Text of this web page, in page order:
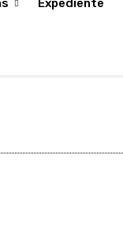
Expediente